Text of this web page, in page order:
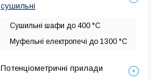
сушильні
Сушильні шафи до 400 °С
Муфельні електропечі до 1300 °С
Потенціометричні прилади